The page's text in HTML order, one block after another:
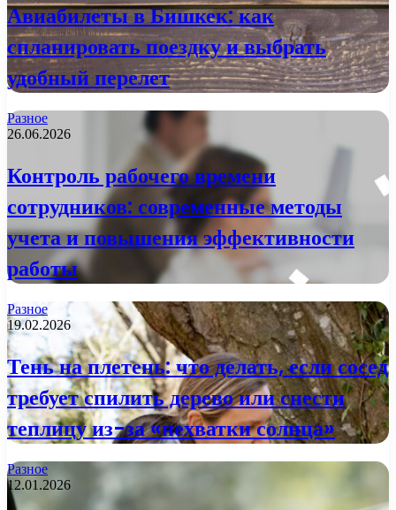
Авиабилеты в Бишкек: как
спланировать поездку и выбрать
удобный перелет
Разное
26.06.2026
Контроль рабочего времени
сотрудников: современные методы
учета и повышения эффективности
работы
Разное
19.02.2026
Тень на плетень: что делать, если сосед
требует спилить дерево или снести
теплицу из-за «нехватки солнца»
Разное
12.01.2026